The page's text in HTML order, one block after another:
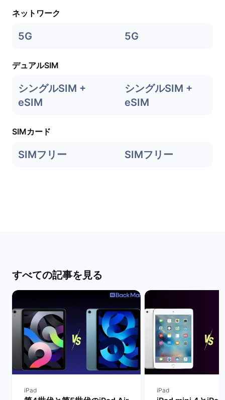
ネットワーク
5G 5G
デュアルSIM
シングルSIM +
eSIM
シングルSIM +
eSIM
SIMカード
SIMフリー SIMフリー
すべての記事を見る
iPad iPad